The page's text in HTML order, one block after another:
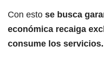
Con esto se busca
económica recaiga
consume los servicios.